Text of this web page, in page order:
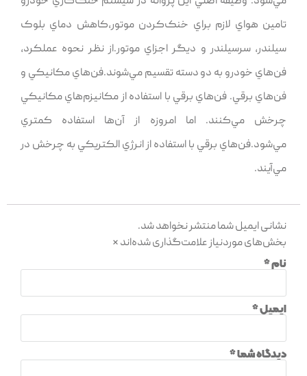
تامين هواي لازم براي خنک‌کردن موتور,کاهش دماي بلوک
سيلندر، سرسيلندر و ديگر اجزاي موتور.از نظر نحوه عملکرد،
فن‌هاي خودرو به دو دسته تقسيم مي‌شوند.فن‌هاي مکانيکي و
فن‌هاي برقي. فن‌هاي برقي با استفاده از مکانيزم‌هاي مکانيکي
چرخش مي‌کنند. اما امروزه از آن‌ها استفاده کمتري
مي‌شود.فن‌هاي برقي با استفاده از انرژي الکتريکي به چرخش در
مي‌آيند.
نشانی ایمیل شما منتشر نخواهد شد.
بخش‌های موردنیاز علامت‌گذاری شده‌اند*
نام*
ایمیل*
دیدگاه شما*